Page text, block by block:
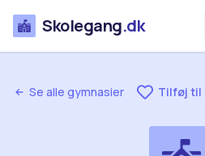
Skolegang.dk
Se alle gymnasier Tilføj til